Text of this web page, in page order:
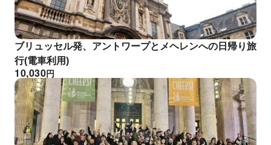
ブリュッセル発、アントワープとメヘレンへの日帰り旅
行(電車利用)
円
10,030